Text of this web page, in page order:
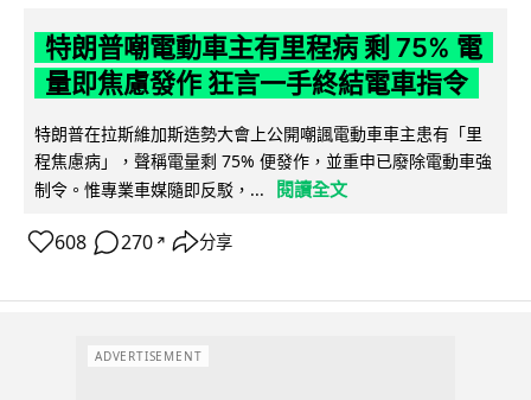
特朗普嘲電動車主有里程病 剩 75% 電
量即焦慮發作 狂言一手終結電車指令
特朗普在拉斯維加斯造勢大會上公開嘲諷電動車車主患有「里
程焦慮病」，聲稱電量剩 75% 便發作，並重申已廢除電動車強
制令。惟專業車媒隨即反駁，...
閱讀全文
608 270 ↗ 分享
ADVERTISEMENT